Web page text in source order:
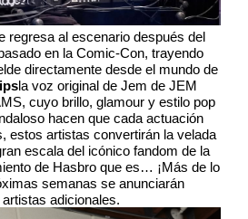
regresa al escenario después del
en la Comic-Con, trayendo
directamente desde el mundo de
la voz original de Jem de JEM
cuyo brillo, glamour y estilo pop
hacen que cada actuación
estos artistas convertirán la velada
escala del icónico fandom de la
de Hasbro que es… ¡Más de lo
semanas se anunciarán
adicionales.